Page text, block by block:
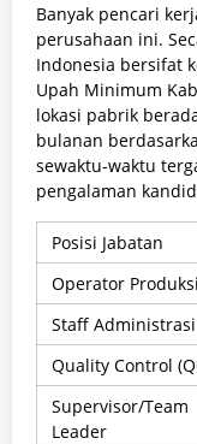
Banyak pencari
perusahaan ini.
Indonesia bersifat
Upah Minimum
lokasi pabrik
bulanan
sewaktu-waktu
pengalaman
Posisi Jabatan
Operator Produksi
Staff Administrasi
Quality Control
Supervisor/Team
Leader